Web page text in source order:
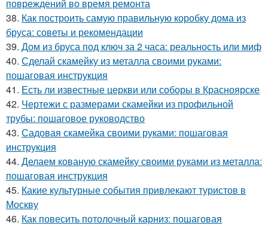
повреждений во время ремонта
38. Как построить самую правильную коробку дома из
бруса: советы и рекомендации
39. Дом из бруса под ключ за 2 часа: реальность или миф
40. Сделай скамейку из металла своими руками:
пошаговая инструкция
41. Есть ли известные церкви или соборы в Красноярске
42. Чертежи с размерами скамейки из профильной
трубы: пошаговое руководство
43. Садовая скамейка своими руками: пошаговая
инструкция
44. Делаем кованую скамейку своими руками из металла:
пошаговая инструкция
45. Какие культурные события привлекают туристов в
Москву
46. Как повесить потолочный карниз: пошаговая